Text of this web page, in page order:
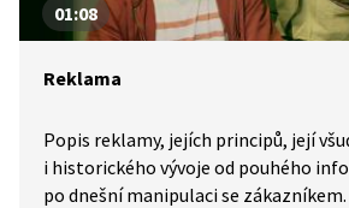
01:08
Reklama
Popis reklamy, jejích principů, její
i historického vývoje od pouhého
po dnešní manipulaci se